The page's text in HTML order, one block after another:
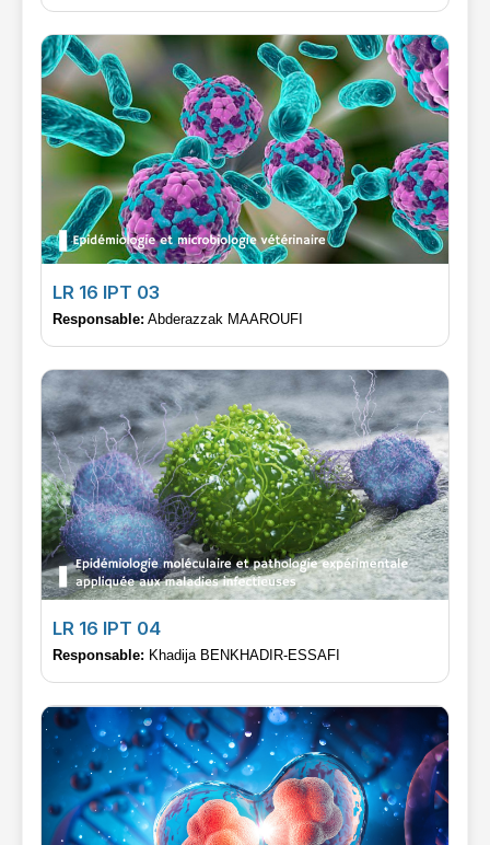
LR 16 IPT 03
Responsable: Abderazzak MAAROUFI
LR 16 IPT 04
Responsable: Khadija BENKHADIR-ESSAFI